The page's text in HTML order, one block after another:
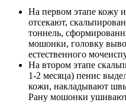
На первом этапе кожу
отсекают,
тоннель,
мошонки, головку
естественного
На втором этапе
1-2 месяца) пенис
кожи, накладывают
Рану мошонки